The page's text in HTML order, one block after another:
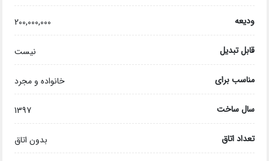
ودیعه 200,000,000
قابل تبدیل نیست
مناسب برای خانواده و مجرد
سال ساخت 1397
تعداد اتاق بدون اتاق